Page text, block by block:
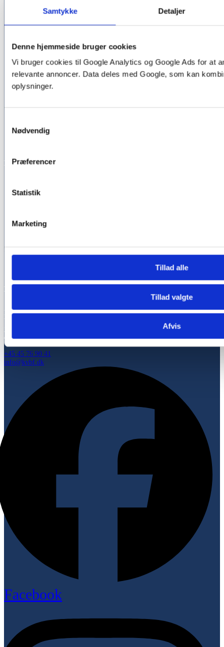
Samtykke Detaljer
Denne hjemmeside bruger cookies
Vi bruger cookies til Google Analytics og Google Ads for at
relevante annoncer. Data deles med Google, som kan
oplysninger.
Nødvendig
Præferencer
Statistik
Marketing
Tillad alle
Tillad valgte
Afvis
Find vej
Kontakt
Kongevejens Bedemandsforretning
Usserød Kongevej 95,
CVR: 40361073
+45 45 76 90 41
info@kvbf.dk
Facebook